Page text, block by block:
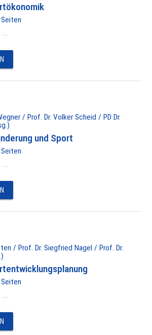
/ Prof. Dr. Volker Scheid / PD Dr.
und Sport
/ Prof. Dr. Siegfried Nagel / Prof. Dr.
...